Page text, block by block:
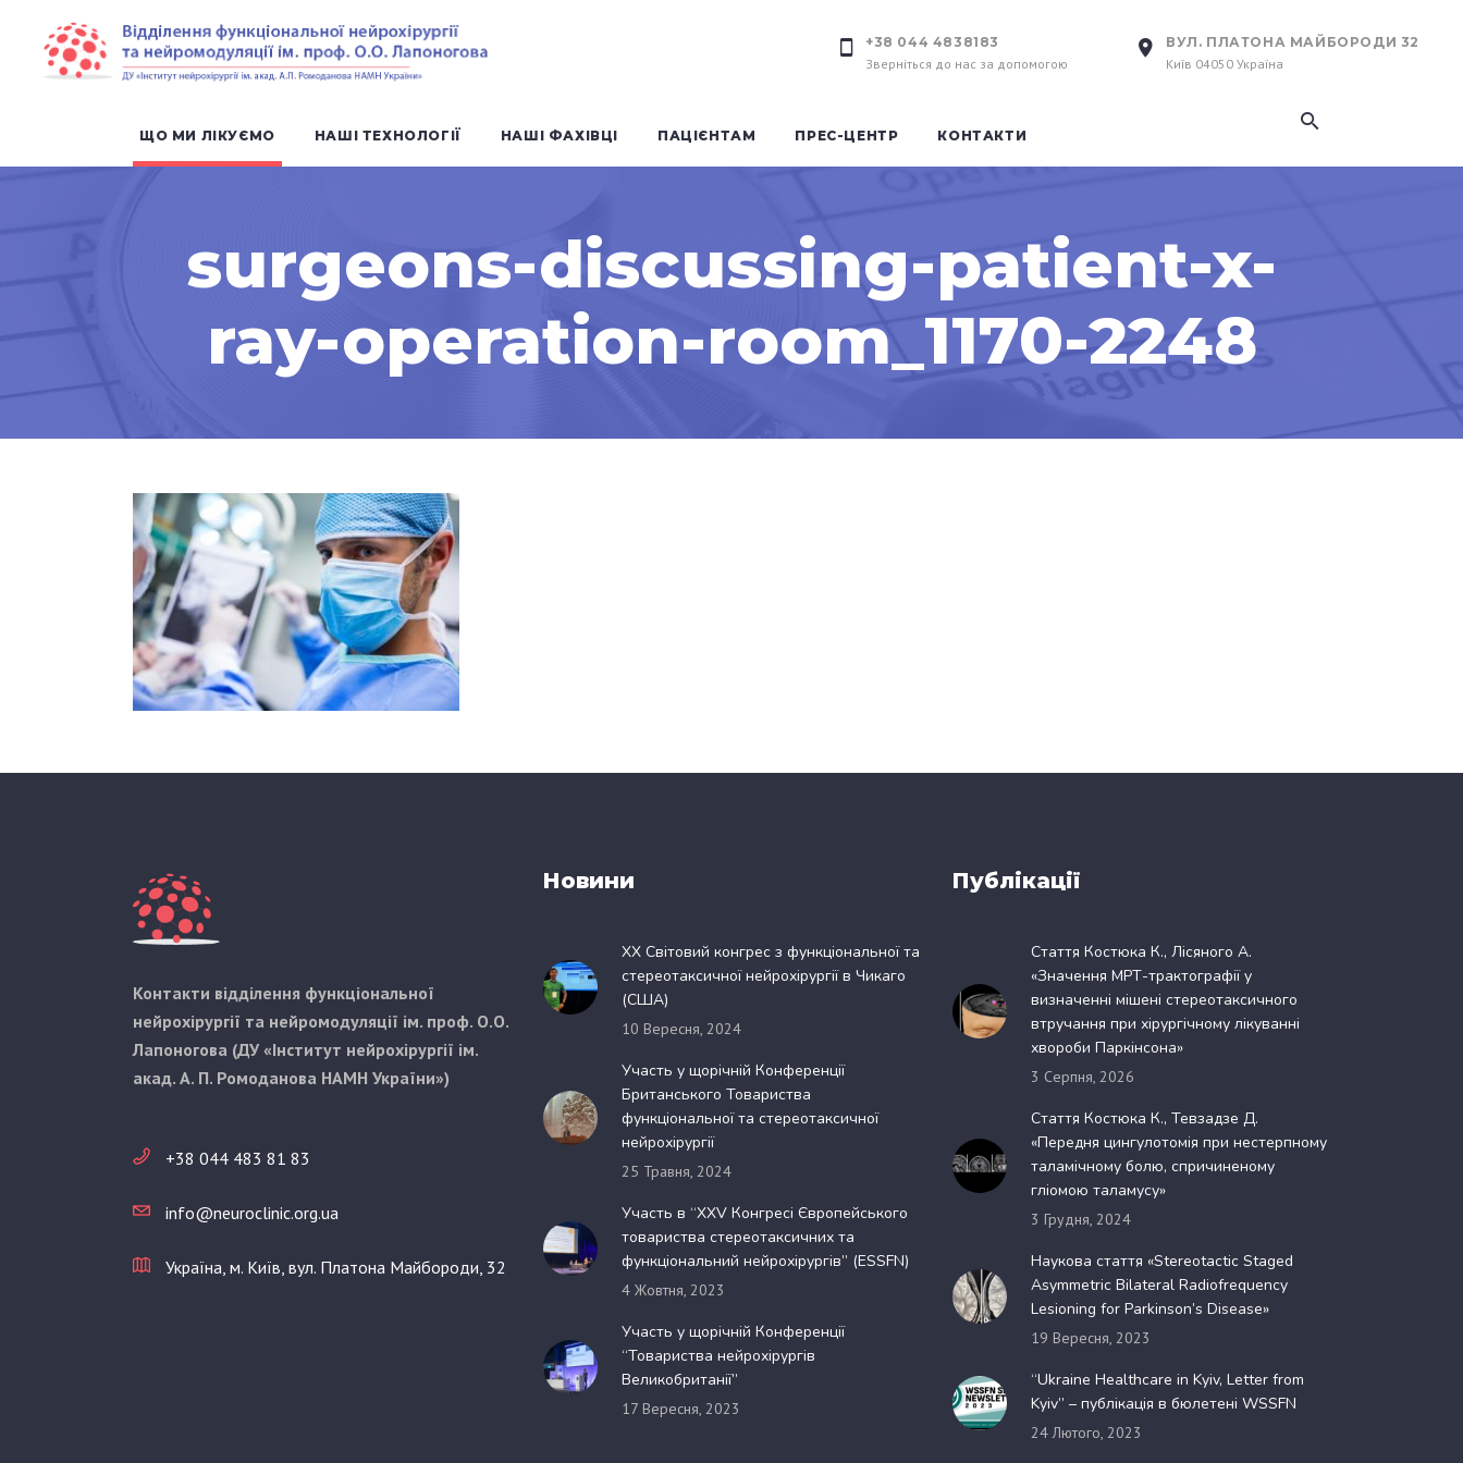
+38 044 4838183
Зверніться до нас за допомогою
ВУЛ. ПЛАТОНА МАЙБОРОДИ 32
Київ 04050 Україна
ЩО МИ ЛІКУЄМО НАШІ ТЕХНОЛОГІЇ НАШІ ФАХІВЦІ ПАЦІЄНТАМ ПРЕС-ЦЕНТР КОНТАКТИ
surgeons-discussing-patient-x-
ray-operation-room_1170-2248
Контакти відділення функціональної
нейрохірургії та нейромодуляції ім. проф. О.О.
Лапоногова (ДУ «Інститут нейрохірургії ім.
акад. А. П. Ромоданова НАМН України»)
+38 044 483 81 83
info@neuroclinic.org.ua
Україна, м. Київ, вул. Платона Майбороди, 32
Новини
XX Світовий конгрес з функціональної та
стереотаксичної нейрохірургії в Чикаго
(США)
10 Вересня, 2024
Участь у щорічній Конференції
Британського Товариства
функціональної та стереотаксичної
нейрохірургії
25 Травня, 2024
Участь в “XXV Конгресі Європейського
товариства стереотаксичних та
функціональний нейрохірургів” (ESSFN)
4 Жовтня, 2023
Участь у щорічній Конференції
“Товариства нейрохірургів
Великобританії”
17 Вересня, 2023
Публікації
Стаття Костюка К., Лісяного А.
«Значення МРТ-трактографії у
визначенні мішені стереотаксичного
втручання при хірургічному лікуванні
хвороби Паркінсона»
3 Серпня, 2026
Стаття Костюка К., Тевзадзе Д.
«Передня цингулотомія при нестерпному
таламічному болю, спричиненому
гліомою таламусу»
3 Грудня, 2024
Наукова стаття «Stereotactic Staged
Asymmetric Bilateral Radiofrequency
Lesioning for Parkinson’s Disease»
19 Вересня, 2023
“Ukraine Healthcare in Kyiv, Letter from
Kyiv” – публікація в бюлетені WSSFN
24 Лютого, 2023